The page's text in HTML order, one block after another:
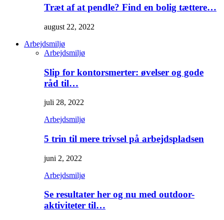
Træt af at pendle? Find en bolig tættere…
august 22, 2022
Arbejdsmiljø
Arbejdsmiljø
Slip for kontorsmerter: øvelser og gode
råd til…
juli 28, 2022
Arbejdsmiljø
5 trin til mere trivsel på arbejdspladsen
juni 2, 2022
Arbejdsmiljø
Se resultater her og nu med outdoor-
aktiviteter til…